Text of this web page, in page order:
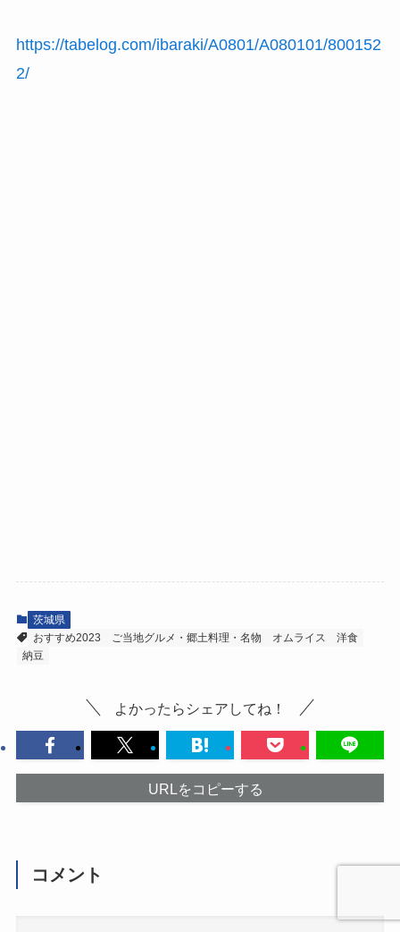
https://tabelog.com/ibaraki/A0801/A080101/800152
2/
茨城県
おすすめ2023
ご当地グルメ・郷土料理・名物 オムライス
洋食
納豆
よかったらシェアしてね！
URLをコピーする
コメント